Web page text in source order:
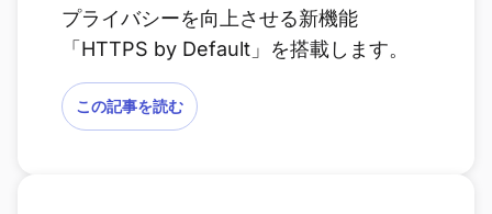
プライバシーを向上させる新機能
「HTTPS by Default」を搭載します。
この記事を読む